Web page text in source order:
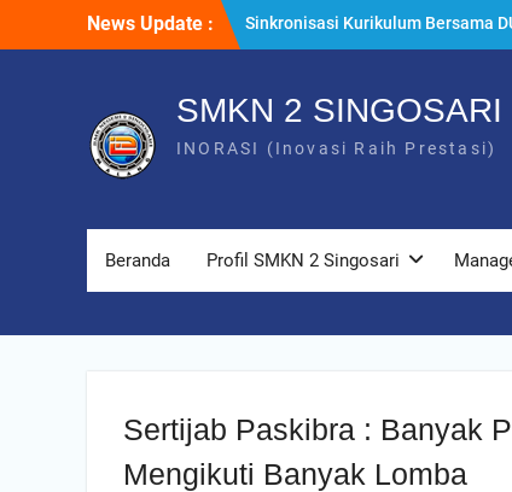
News Update :
Sinkronisasi Kurikulum Bersama
SMKN 2 Singosari Selaraskan
di Era Artificial Intelligence
Rapat Dinas Awal Tahun Ajaran
2026/2027, SMKN 2 Singosari
Vice President BOKE Technology
Kelas Industri Animasi SMKN 2
Perkuat Kolaborasi Internasional
SMKN 2 SINGOSARI
INORASI (Inovasi Raih Prestasi)
Beranda Profil SMKN 2 Singosari
Sertijab Paskibra : Banyak
Mengikuti Banyak Lomba